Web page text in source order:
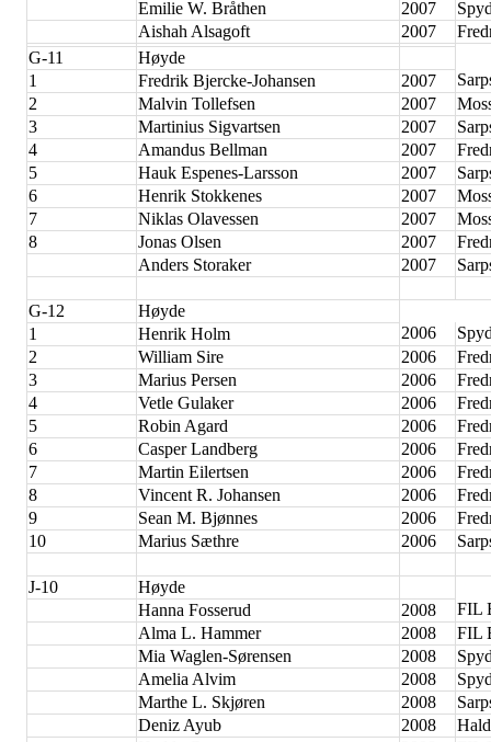
Emilie W. Bråthen 2007
Aishah Alsagoft
2007
G-11
Høyde
1
Fredrik Bjercke-Johansen 2007
2
Malvin Tollefsen 2007
3
Martinius Sigvartsen 2007
4
Amandus Bellman 2007
5
Hauk Espenes-Larsson 2007
6
Henrik Stokkenes 2007
7
Niklas Olavessen 2007
8
Jonas Olsen 2007
Anders Storaker
2007
G-12
Høyde
1
Henrik Holm 2006
2
William Sire 2006
3
Marius Persen 2006
4
Vetle Gulaker 2006
5
Robin Agard 2006
6
Casper Landberg 2006
7
Martin Eilertsen 2006
8
Vincent R. Johansen 2006
9
Sean M. Bjønnes 2006
10
Marius Sæthre 2006
J-10
Høyde
Hanna Fosserud
2008
FIL
Alma L. Hammer
2008
FIL
Mia Waglen-Sørensen
2008
Amelia Alvim
2008
Marthe L. Skjøren
2008
Deniz Ayub
2008